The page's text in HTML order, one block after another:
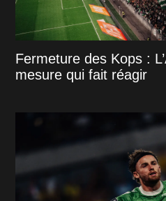
Fermeture des Kops :
mesure qui fait réagir